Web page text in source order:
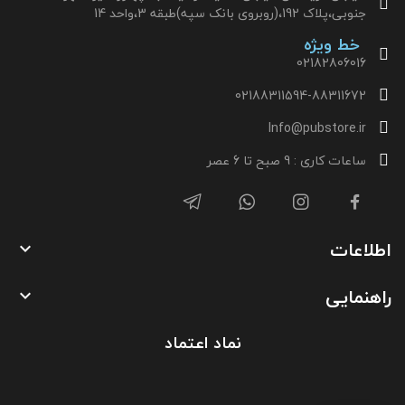
جنوبی،پلاک 192،(روبروی بانک سپه)طبقه 3،واحد 14
خط ویژه
02182806016
02188311594-88311672
Info@pubstore.ir
ساعات کاری : 9 صبح تا 6 عصر
اطلاعات 
راهنمایی 
نماد اعتماد